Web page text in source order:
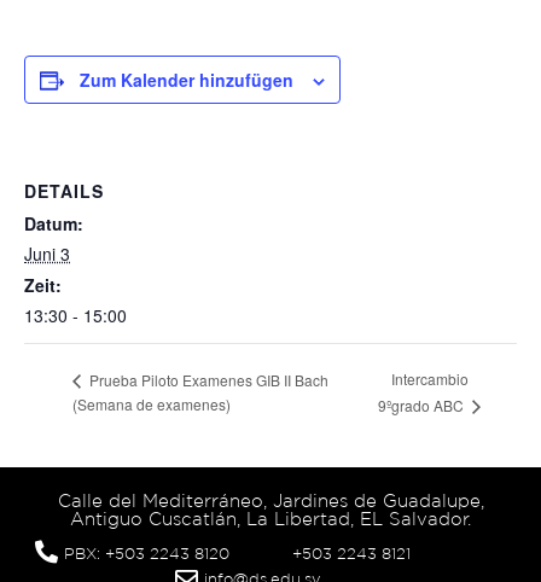
Zum Kalender hinzufügen
DETAILS
Datum:
Juni 3
Zeit:
13:30 - 15:00
Prueba Piloto Examenes GIB II Bach
(Semana de examenes)
Intercambio
9ºgrado ABC
Calle del Mediterráneo, Jardines de Guadalupe,
Antiguo Cuscatlán, La Libertad, EL Salvador.
PBX: +503 2243 8120
+503 2243 8121